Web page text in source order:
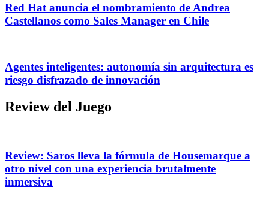
Red Hat anuncia el nombramiento de Andrea
Castellanos como Sales Manager en Chile
Agentes inteligentes: autonomía sin arquitectura es
riesgo disfrazado de innovación
Review del Juego
Review: Saros lleva la fórmula de Housemarque a
otro nivel con una experiencia brutalmente
inmersiva